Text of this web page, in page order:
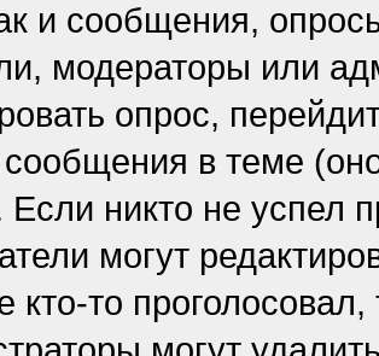
и сообщения,
модераторы или
опрос,
сообщения в теме
Если никто не успел
могут
кто-то